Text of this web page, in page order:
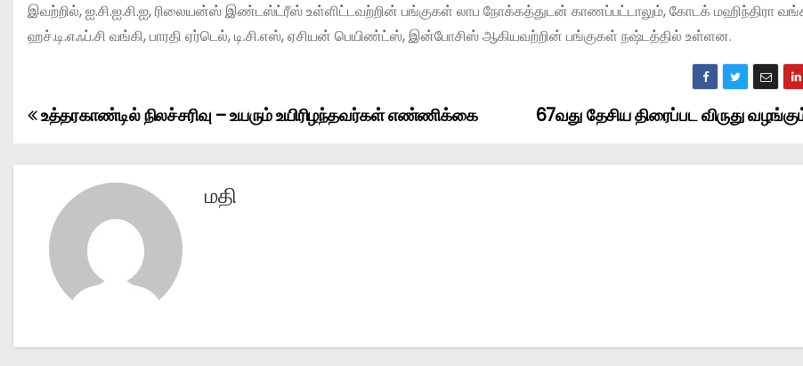
இவற்றில், ஐ.சி.ஐ.சி.ஐ, ரிலையன்ஸ் இண்டஸ்ட்ரீஸ் உள்ளிட்டவற்றின் பங்குகள் லாப நோக்கத்துடன் காணப்பட்டாலும், கோடக் மஹிந்திரா
ஹச்.டி.எஃப்.சி வங்கி, பாரதி ஏர்டெல், டி.சி.எஸ், ஏசியன் பெயிண்ட்ஸ், இன்போசிஸ் ஆகியவற்றின் பங்குகள் நஷ்டத்தில் உள்ளன.
P
o
v
67வது தேசிய திரைப்பட விருது
உத்தரகாண்டில் நிலச்சரிவு – உயரும் உயிரிழந்தவர்கள் எண்ணிக்கை
மதி